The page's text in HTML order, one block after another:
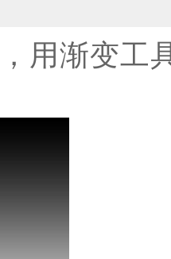
用渐变工